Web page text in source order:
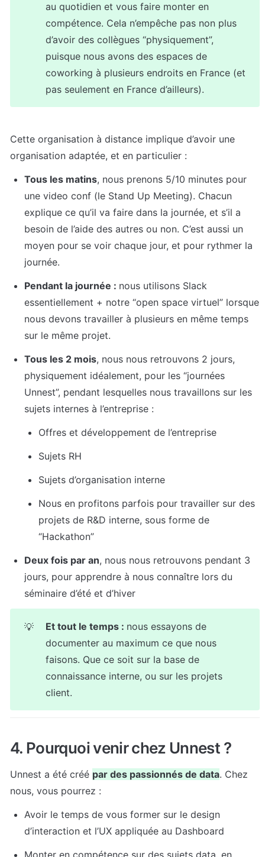
au quotidien et vous faire monter en
compétence. Cela n’empêche pas non plus
d’avoir des collègues “physiquement”,
puisque nous avons des espaces de
coworking à plusieurs endroits en France (et
pas seulement en France d’ailleurs).
Cette organisation à distance implique d’avoir une
organisation adaptée, et en particulier :
Tous les matins, nous prenons 5/10 minutes pour
une video conf (le Stand Up Meeting). Chacun
explique ce qu’il va faire dans la journée, et s’il a
besoin de l’aide des autres ou non. C’est aussi un
moyen pour se voir chaque jour, et pour rythmer la
journée.
Pendant la journée : nous utilisons Slack
essentiellement + notre “open space virtuel” lorsque
nous devons travailler à plusieurs en même temps
sur le même projet.
Tous les 2 mois, nous nous retrouvons 2 jours,
physiquement idéalement, pour les “journées
Unnest”, pendant lesquelles nous travaillons sur les
sujets internes à l’entreprise :
Offres et développement de l’entreprise
Sujets RH
Sujets d’organisation interne
Nous en profitons parfois pour travailler sur des
projets de R&D interne, sous forme de
“Hackathon”
Deux fois par an, nous nous retrouvons pendant 3
jours, pour apprendre à nous connaître lors du
séminaire d’été et d’hiver
💡 Et tout le temps : nous essayons de
documenter au maximum ce que nous
faisons. Que ce soit sur la base de
connaissance interne, ou sur les projets
client.
4. Pourquoi venir chez Unnest ?
Unnest a été créé par des passionnés de data. Chez
nous, vous pourrez :
Avoir le temps de vous former sur le design
d’interaction et l’UX appliquée au Dashboard
Monter en compétence sur des sujets data, en